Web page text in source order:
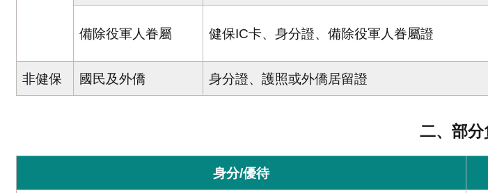
備除役軍人眷屬 健保IC卡、身分證、備除役軍人眷屬證
非健保 國民及外僑 身分證、護照或外僑居留證
身分/優待
二、部分